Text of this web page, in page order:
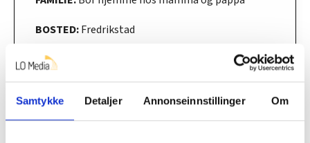
Samtykke Detaljer Annonseinnstillinger Om
BOSTED:Fredrikstad
HOBBY:
Linn Thea som tar 135 kilo i knebøy, 140 kilo i